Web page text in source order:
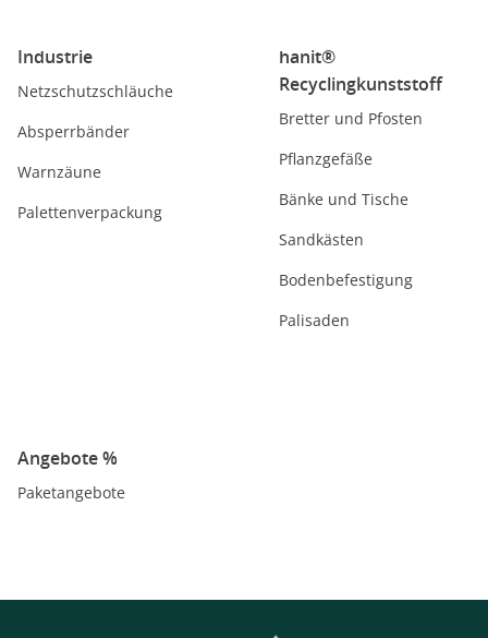
Industrie
Netzschutzschläuche
Absperrbänder
Warnzäune
Palettenverpackung
hanit®
Recyclingkunststoff
Bretter und Pfosten
Pflanzgefäße
Bänke und Tische
Sandkästen
Bodenbefestigung
Palisaden
Angebote %
Paketangebote